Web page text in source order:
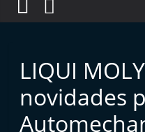
o
r
LIQUI
novidades